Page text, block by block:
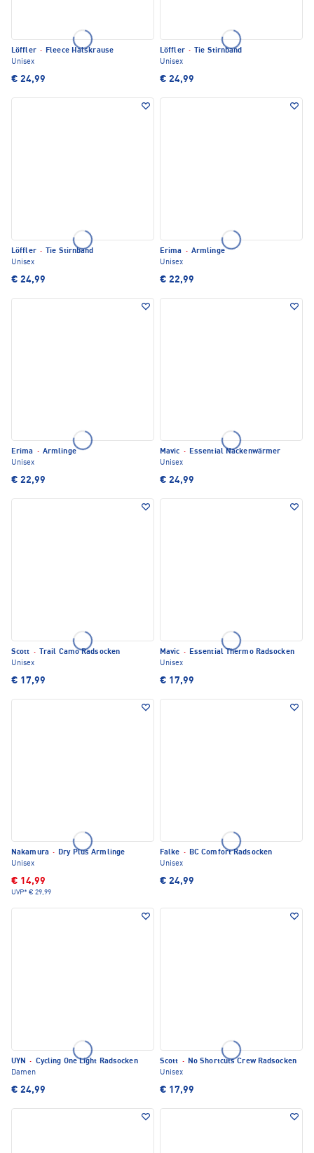
Löffler · Fleece Halskrause
Unisex
€ 24,99
Löffler ·
Tie Stirnband
Unisex
€ 24,99
Löffler ·
Tie Stirnband
Unisex
€ 24,99
Erima · Armlinge
Unisex
€ 22,99
Erima · Armlinge
Unisex
€ 22,99
Mavic · Essential Nackenwärmer
Unisex
€ 24,99
Scott ·
Trail Camo Radsocken
Unisex
€ 17,99
Mavic · Essential Thermo Radsocken
Unisex
€ 17,99
Nakamura · Dry Plus Armlinge
Unisex
€ 14,99
UVP* € 29,99
Falke · BC Comfort Radsocken
Unisex
€ 24,99
UYN · Cycling One Light Radsocken
Damen
€ 24,99
Scott · No Shortcuts Crew Radsocken
Unisex
€ 17,99